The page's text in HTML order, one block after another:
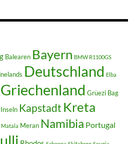
Balearen Bayern BMW R1100GS
Deutschland Elba
Griechenland Grüezi Bag
Kapstadt Kreta
Matala Meran Namibia Portugal